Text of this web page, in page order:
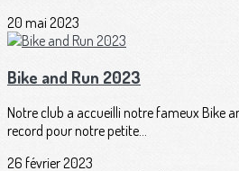
20 mai 2023
Bike and Run 2023
Notre club a accueilli notre fameux Bike
record pour notre petite...
26 février 2023